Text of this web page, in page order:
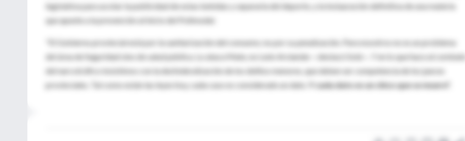
legislativa para acotar la publicidad de estas bebidas y separarla del deporte, y la instauración definitiva de una materia
que apunte a la prevención al inicio del Polimodal.
"El Gobierno provincial está por la sanitarización del consumo; no por su penalización. Para nosotros no es un problema
del área de Seguridad sino de salud pública. Lo ataca Mate, no León Arslanián —destacó Solá—. Y en lo que hace al combate
del narcotráfico insistimos con la desfederalización de los delitos menores, que deben ser competencia de los jueces
provinciales. Tal como están las leyes hoy, cada caso es considerado un dato.
Y cada dato es un chico que se muere".